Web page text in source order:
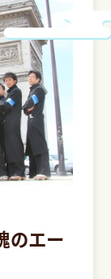
のエー